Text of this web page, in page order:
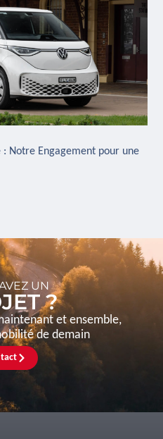
: Notre Engagement pour une
UN
?
et ensemble,
de demain